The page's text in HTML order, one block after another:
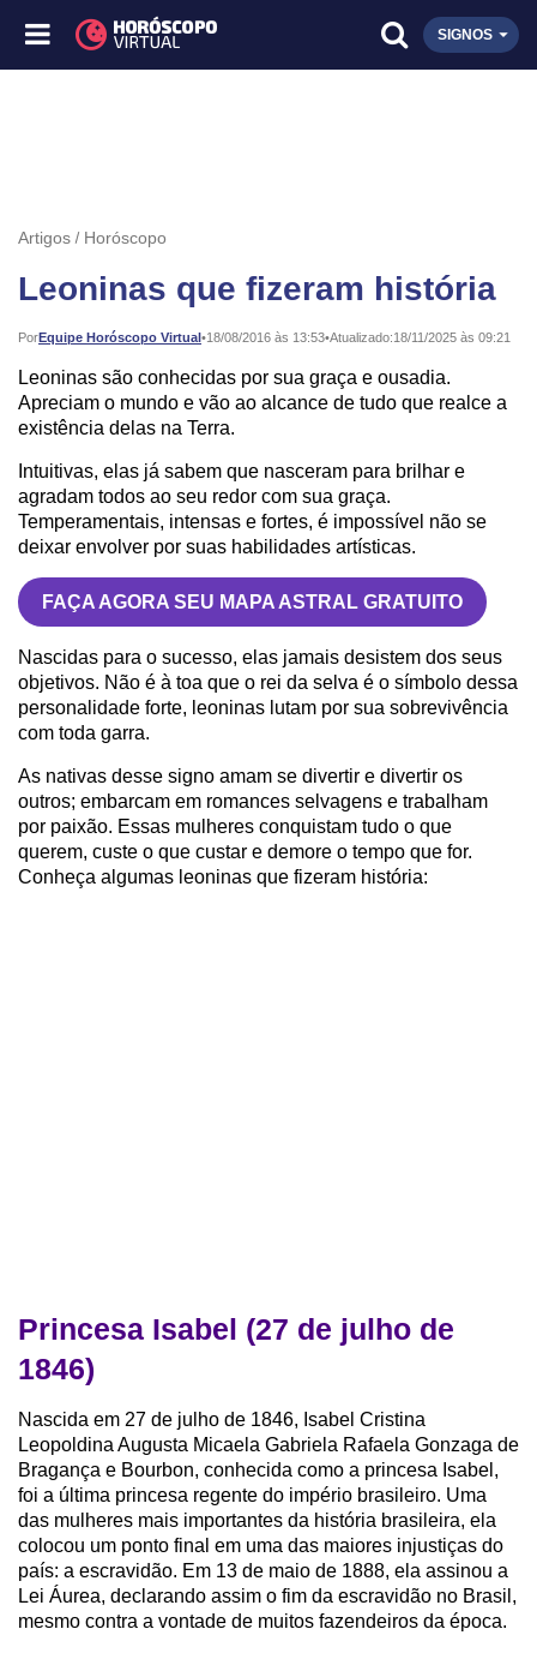
SIGNOS
Artigos Horóscopo
Leoninas que fizeram história
PorEquipe Horóscopo Virtual•
Publicado: 18/08/2016 às 13:53•Atualizado:18/11/2025 às 09:21
Leoninas são conhecidas por sua graça e ousadia.
Apreciam o mundo e vão ao alcance de tudo que realce a
existência delas na Terra.
Intuitivas, elas já sabem que nasceram para brilhar e
agradam todos ao seu redor com sua graça.
Temperamentais, intensas e fortes, é impossível não se
deixar envolver por suas habilidades artísticas.
FAÇA AGORA SEU MAPA ASTRAL GRATUITO
Nascidas para o sucesso, elas jamais desistem dos seus
objetivos. Não é à toa que o rei da selva é o símbolo dessa
personalidade forte, leoninas lutam por sua sobrevivência
com toda garra.
As nativas desse signo amam se divertir e divertir os
outros; embarcam em romances selvagens e trabalham
por paixão. Essas mulheres conquistam tudo o que
querem, custe o que custar e demore o tempo que for.
Conheça algumas leoninas que fizeram história:
Princesa Isabel (27 de julho de
1846)
Nascida em 27 de julho de 1846, Isabel Cristina
Leopoldina Augusta Micaela Gabriela Rafaela Gonzaga de
Bragança e Bourbon, conhecida como a princesa Isabel,
foi a última princesa regente do império brasileiro. Uma
das mulheres mais importantes da história brasileira, ela
colocou um ponto final em uma das maiores injustiças do
país: a escravidão. Em 13 de maio de 1888, ela assinou a
Lei Áurea, declarando assim o fim da escravidão no Brasil,
mesmo contra a vontade de muitos fazendeiros da época.